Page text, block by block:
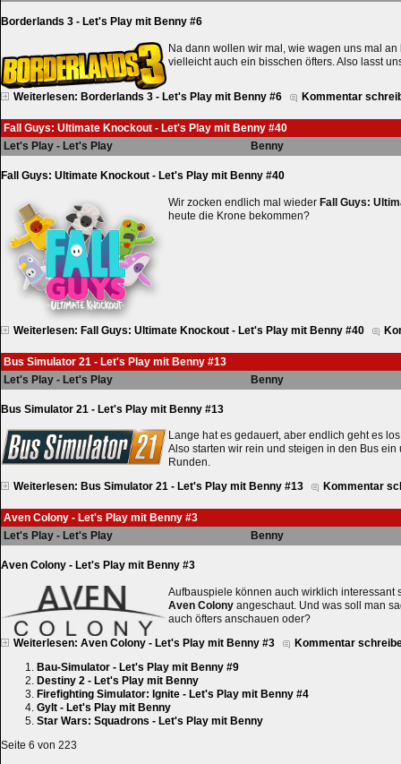
Borderlands 3 - Let's Play mit Benny #6
Na dann wollen wir mal, wie wagen uns mal an
vielleicht auch ein bisschen öfters. Also lasst
Weiterlesen: Borderlands 3 - Let's Play mit Benny #6 Kommentar
Fall Guys: Ultimate Knockout - Let's Play mit Benny #40
Let's Play - Let's Play
Benny
Fall Guys: Ultimate Knockout - Let's Play mit Benny #40
Wir zocken endlich mal wieder Fall Guys:
heute die Krone bekommen?
Weiterlesen: Fall Guys: Ultimate Knockout - Let's Play mit Benny #40
Bus Simulator 21 - Let's Play mit Benny #13
Let's Play - Let's Play
Benny
Bus Simulator 21 - Let's Play mit Benny #13
Lange hat es gedauert, aber endlich geht es
Also starten wir rein und steigen in den Bus ein
Runden.
Weiterlesen: Bus Simulator 21 - Let's Play mit Benny #13
Kommentar
Aven Colony - Let's Play mit Benny #3
Let's Play - Let's Play
Benny
Aven Colony - Let's Play mit Benny #3
Aufbauspiele können auch wirklich interessant
Aven Colony angeschaut. Und was soll man
auch öfters anschauen oder?
Weiterlesen: Aven Colony - Let's Play mit Benny #3
Kommentar
Bau-Simulator - Let's Play mit Benny #9
Destiny 2 - Let's Play mit Benny
Firefighting Simulator: Ignite - Let's Play mit Benny #4
Gylt - Let's Play mit Benny
Star Wars: Squadrons - Let's Play mit Benny
Seite 6 von 223